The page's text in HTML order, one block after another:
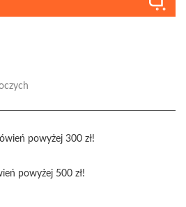
powyżej 300 zł!
powyżej 500 zł!